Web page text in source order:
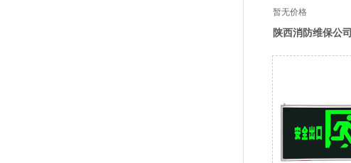
暂无价格
陕西消防维保公司